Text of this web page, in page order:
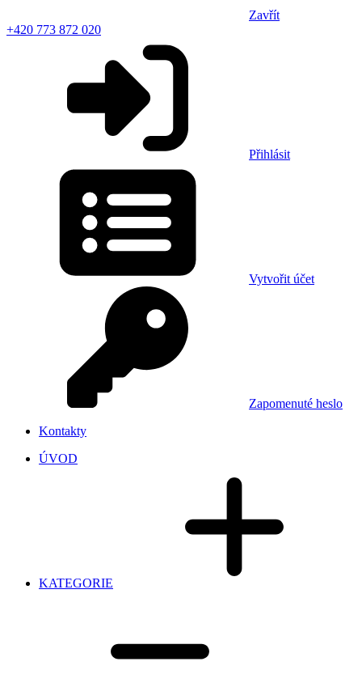
Zavřít
+420 773 872 020
Přihlásit
Vytvořit účet
Zapomenuté heslo
Kontakty
ÚVOD
KATEGORIE